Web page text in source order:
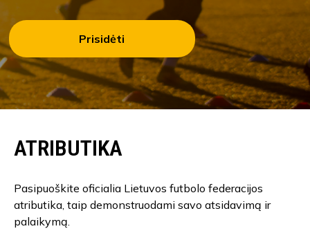
Prisidėti
ATRIBUTIKA
Pasipuoškite oficialia Lietuvos futbolo federacijos
atributika, taip demonstruodami savo atsidavimą ir
palaikymą.